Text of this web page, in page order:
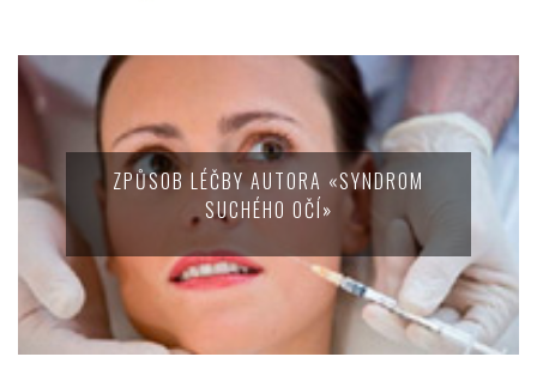
ZPŮSOB LÉČBY AUTORA «SYNDROM
SUCHÉHO OČÍ»